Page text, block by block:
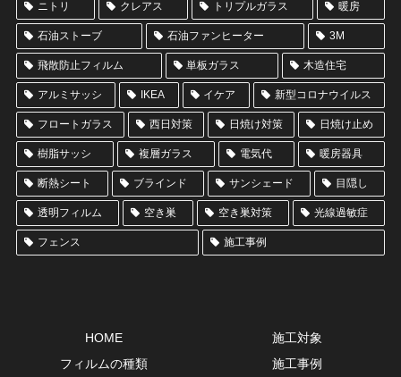
ニトリ クレアス トリプルガラス 暖房
石油ストーブ 石油ファンヒーター 3M
飛散防止フィルム 単板ガラス 木造住宅
アルミサッシ IKEA イケア 新型コロナウイルス
フロートガラス 西日対策 日焼け対策 日焼け止め
樹脂サッシ 複層ガラス 電気代 暖房器具
断熱シート ブラインド サンシェード 目隠し
透明フィルム 空き巣 空き巣対策 光線過敏症
フェンス 施工事例
HOME
施工対象
フィルムの種類
施工事例